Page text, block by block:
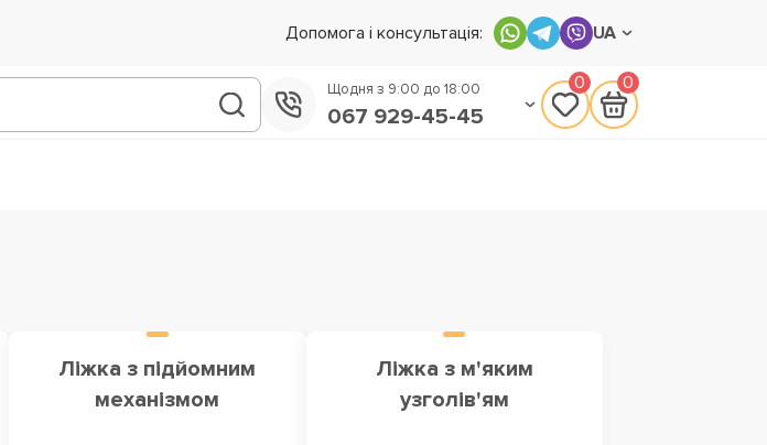
Допомога і консультація: UA
Щодня з 9:00 до 18:00
067 929-45-45
0 0
Ліжка з підйомним
механізмом
Ліжка з м'яким
узголів'ям